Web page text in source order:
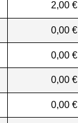
2,00 €
0,00 €
0,00 €
0,00 €
0,00 €